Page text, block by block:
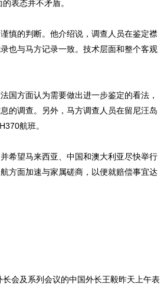
表态并不矛盾。
的判断。他介绍说，调查人员在鉴定襟
也与马方记录一致。技术层面和整个客观
方面认为需要做出进一步鉴定的看法，
的调查。另外，马方调查人员在留尼汪岛
航班。
望马来西亚、中国和澳大利亚尽快举行
方面加速与家属磋商，以便就赔偿事宜达
会及系列会议的中国外长王毅昨天上午表